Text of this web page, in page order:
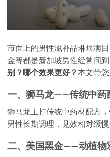
市面上的男性滋补品琳琅满
金等都是新加坡男性经常问到
别？哪个效果更好？本文带您
一、狮马龙——传统中药
狮马龙主打传统中药材配方
男性长期调理，见效相对缓慢
二、美国黑金——动植物